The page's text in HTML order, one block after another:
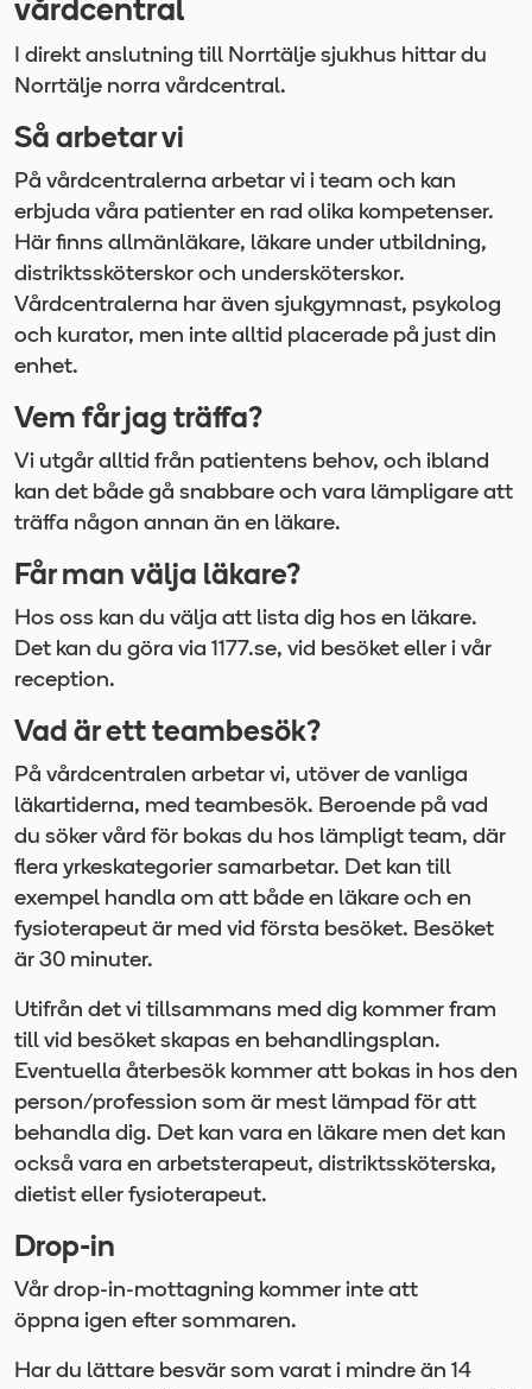
vårdcentral
I direkt anslutning till Norrtälje sjukhus hittar du
Norrtälje norra vårdcentral.
Så arbetar vi
På vårdcentralerna arbetar vi i team och kan
erbjuda våra patienter en rad olika kompetenser.
Här finns allmänläkare, läkare under utbildning,
distriktssköterskor och undersköterskor.
Vårdcentralerna har även sjukgymnast, psykolog
och kurator, men inte alltid placerade på just din
enhet.
Vem får jag träffa?
Vi utgår alltid från patientens behov, och ibland
kan det både gå snabbare och vara lämpligare att
träffa någon annan än en läkare.
Får man välja läkare?
Hos oss kan du välja att lista dig hos en läkare.
Det kan du göra via 1177.se, vid besöket eller i vår
reception.
Vad är ett teambesök?
På vårdcentralen arbetar vi, utöver de vanliga
läkartiderna, med teambesök. Beroende på vad
du söker vård för bokas du hos lämpligt team, där
flera yrkeskategorier samarbetar. Det kan till
exempel handla om att både en läkare och en
fysioterapeut är med vid första besöket. Besöket
är 30 minuter.
Utifrån det vi tillsammans med dig kommer fram
till vid besöket skapas en behandlingsplan.
Eventuella återbesök kommer att bokas in hos den
person/profession som är mest lämpad för att
behandla dig. Det kan vara en läkare men det kan
också vara en arbetsterapeut, distriktssköterska,
dietist eller fysioterapeut.
Drop-in
Vår drop-in-mottagning kommer inte att
öppna igen efter sommaren.
Har du lättare besvär som varat i mindre än 14